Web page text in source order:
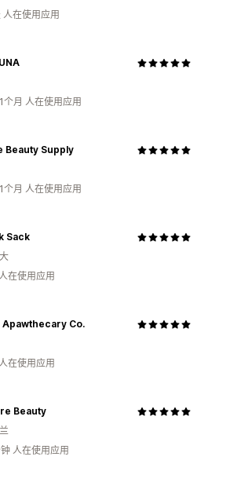
人在使用应用
个月 人在使用应用
Beauty Supply
个月 人在使用应用
Sack
在使用应用
Apawthecary Co.
在使用应用
Beauty
人在使用应用